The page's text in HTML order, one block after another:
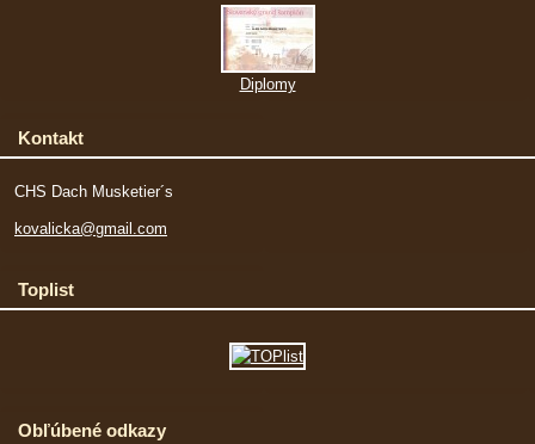
Diplomy
Kontakt
CHS Dach Musketier´s
kovalicka@gmail.com
Toplist
Obľúbené odkazy